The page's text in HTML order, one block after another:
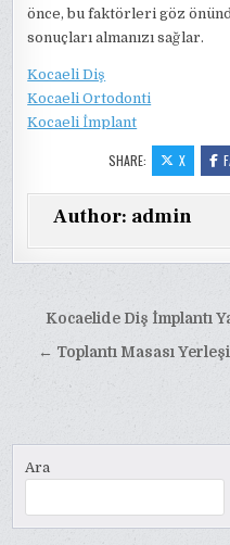
önce, bu faktörleri göz
sonuçları almanızı sağlar.
Kocaeli Diş
Kocaeli Ortodonti
Kocaeli İmplant
SHARE: X
Author: admin
Yazı
gezinmesi
Kocaelide Diş İmplantı
← Toplantı Masası
Ara